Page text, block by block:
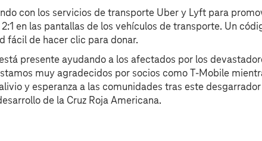
con los servicios de transporte Uber y Lyft para
en las pantallas de los vehículos de transporte. Un
fácil de hacer clic para donar.
presente ayudando a los afectados por los
muy agradecidos por socios como T‑Mobile
y esperanza a las comunidades tras este
de la Cruz Roja Americana.